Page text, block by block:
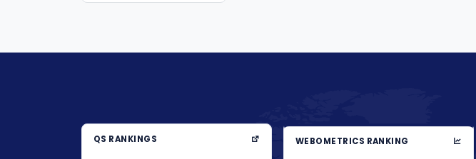
QS RANKINGS WEBOMETRICS RANKING